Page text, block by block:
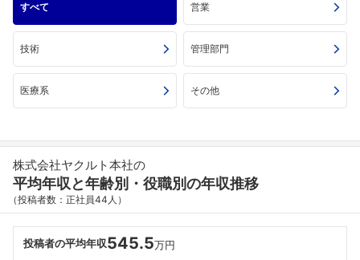
すべて 営業
技術 管理部門
医療系 その他
株式会社ヤクルト本社の
平均年収と年齢別・役職別の年収推移
（投稿者数：正社員44人）
投稿者の平均年収545.5万円